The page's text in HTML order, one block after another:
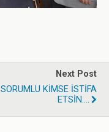
Next Post
SORUMLU KİMSE İSTİFA
ETSİN....